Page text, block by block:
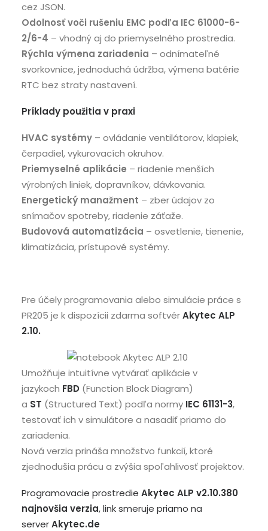
cez JSON.
Odolnosť voči rušeniu EMC podľa IEC 61000-6-
2/6-4 – vhodný aj do priemyselného prostredia.
Rýchla výmena zariadenia – odnímateľné
svorkovnice, jednoduchá údržba, výmena batérie
RTC bez straty nastavení.
Príklady použitia v praxi
HVAC systémy – ovládanie ventilátorov, klapiek,
čerpadiel, vykurovacích okruhov.
Priemyselné aplikácie – riadenie menších
výrobných liniek, dopravníkov, dávkovania.
Energetický manažment – zber údajov zo
snímačov spotreby, riadenie záťaže.
Budovová automatizácia – osvetlenie, tienenie,
klimatizácia, prístupové systémy.
Pre účely programovania alebo simulácie práce s
PR205 je k dispozícii zdarma softvérAkytec ALP
2.10.
Umožňuje intuitívne vytvárať aplikácie v
jazykoch FBD (Function Block Diagram)
a ST (Structured Text) podľa normy IEC 61131-3,
testovať ich v simulátore a nasadiť priamo do
zariadenia.
Nová verzia prináša množstvo funkcií, ktoré
zjednodušia prácu a zvýšia spoľahlivosť projektov.
Programovacie prostredie Akytec ALP v2.10.380
najnovšia verzia, link smeruje priamo na
serverAkytec.de